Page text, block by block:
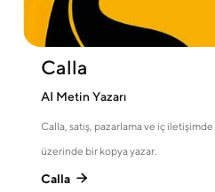
Calla
AI Metin Yazarı
Calla, satış, pazarlama ve iç
üzerinde bir kopya yazar.
Calla 